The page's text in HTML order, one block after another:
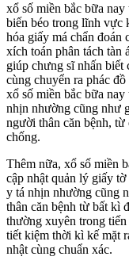
xổ số miền bắc bữa
biến béo trong lĩnh vực
hóa giấy má chẩn đoán
xích toán phân tách tàn
giúp chưng sĩ nhấn biết
cùng chuyển ra phác
xổ số miền bắc bữa
nhịn nhường cũng như
người thân căn bệnh, từ
chống.
Thêm nữa, xổ số miền
cập nhật quản lý giấy
y tá nhịn nhường cũng
thân căn bệnh từ bất kì
thường xuyên trong
tiết kiệm thời kì kế mặt
nhật cùng chuẩn xác.